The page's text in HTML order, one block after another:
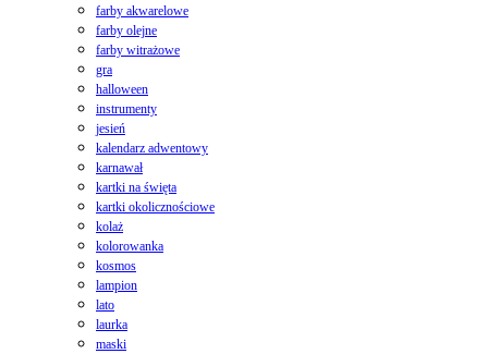
farby akwarelowe
farby olejne
farby witrażowe
gra
halloween
instrumenty
jesień
kalendarz adwentowy
karnawał
kartki na święta
kartki okolicznościowe
kolaż
kolorowanka
kosmos
lampion
lato
laurka
maski